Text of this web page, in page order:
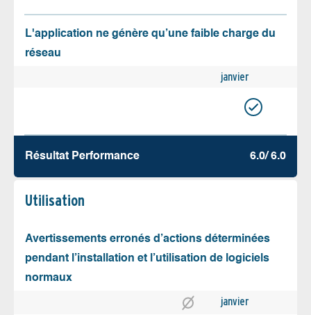
L'application ne génère qu’une faible charge du
réseau
janvier
Résultat Performance 6.0/ 6.0
Utilisation
Avertissements erronés d’actions déterminées
pendant l’installation et l’utilisation de logiciels
normaux
janvier